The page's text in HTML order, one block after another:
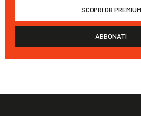
SCOPRI DB PREMIUM
ABBONATI